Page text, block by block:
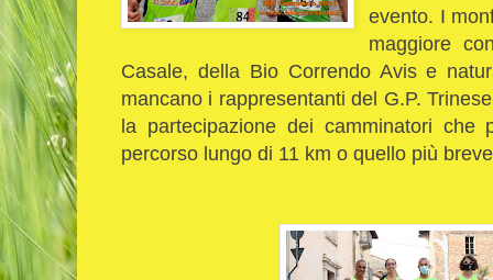
evento. I
maggiore
Casale, della Bio Correndo Avis e
mancano i rappresentanti del G.P.
la partecipazione dei camminatori che
percorso lungo di 11 km o quello più